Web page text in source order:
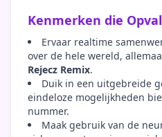
Kenmerken die
Ervaar realtime
over de hele wereld,
Rejecz Remix.
Duik in een uitgebreide
eindeloze mogelijkheden
nummer.
Maak gebruik van de